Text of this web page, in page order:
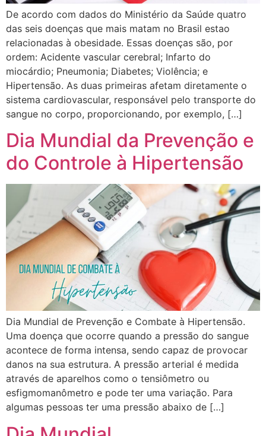
De acordo com dados do Ministério da Saúde quatro
das seis doenças que mais matam no Brasil estao
relacionadas à obesidade. Essas doenças são, por
ordem: Acidente vascular cerebral; Infarto do
miocárdio; Pneumonia; Diabetes; Violência; e
Hipertensão. As duas primeiras afetam diretamente o
sistema cardiovascular, responsável pelo transporte do
sangue no corpo, proporcionando, por exemplo, […]
Dia Mundial da Prevenção e
do Controle à Hipertensão
Dia Mundial de Prevenção e Combate à Hipertensão.
Uma doença que ocorre quando a pressão do sangue
acontece de forma intensa, sendo capaz de provocar
danos na sua estrutura. A pressão arterial é medida
através de aparelhos como o tensiômetro ou
esfigmomanômetro e pode ter uma variação. Para
algumas pessoas ter uma pressão abaixo de […]